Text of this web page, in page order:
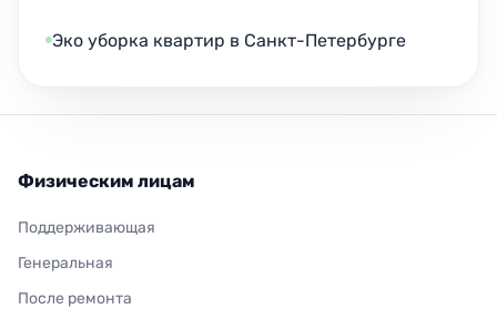
Эко уборка квартир в Санкт-Петербурге
Физическим лицам
Поддерживающая
Генеральная
После ремонта